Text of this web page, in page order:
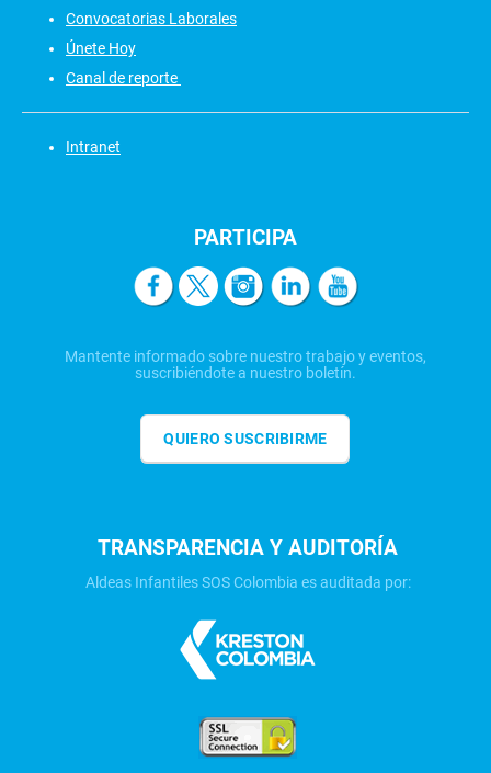
Convocatorias Laborales
Únete Hoy
Canal de reporte
Intranet
PARTICIPA
Mantente informado sobre nuestro trabajo y eventos,
suscribiéndote a nuestro boletín.
QUIERO SUSCRIBIRME
TRANSPARENCIA Y AUDITORÍA
Aldeas Infantiles SOS Colombia es auditada por: